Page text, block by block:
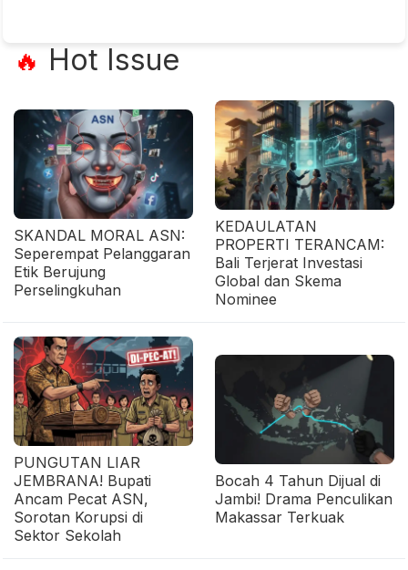
🔥 Hot Issue
SKANDAL MORAL ASN:
Seperempat Pelanggaran
Etik Berujung
Perselingkuhan
KEDAULATAN
PROPERTI TERANCAM:
Bali Terjerat Investasi
Global dan Skema
Nominee
PUNGUTAN LIAR
JEMBRANA! Bupati
Ancam Pecat ASN,
Sorotan Korupsi di
Sektor Sekolah
Bocah 4 Tahun Dijual di
Jambi! Drama Penculikan
Makassar Terkuak